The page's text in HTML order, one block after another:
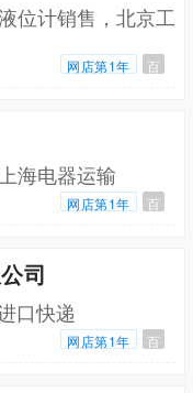
位计销售，北京工
网店第1年 百
海电器运输
网店第1年 百
司
口快递
网店第1年 百